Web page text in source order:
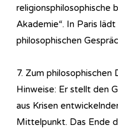
religionsphilosophische
Akademie“. In Paris
philosophischen
7. Zum philosophischen
Hinweise: Er stellt den
aus Krisen
Mittelpunkt. Das Ende